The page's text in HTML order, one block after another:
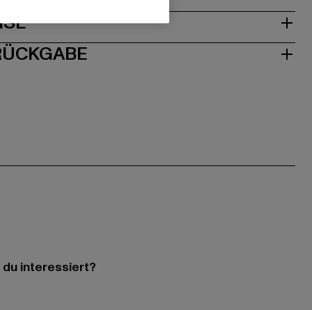
interessiert?